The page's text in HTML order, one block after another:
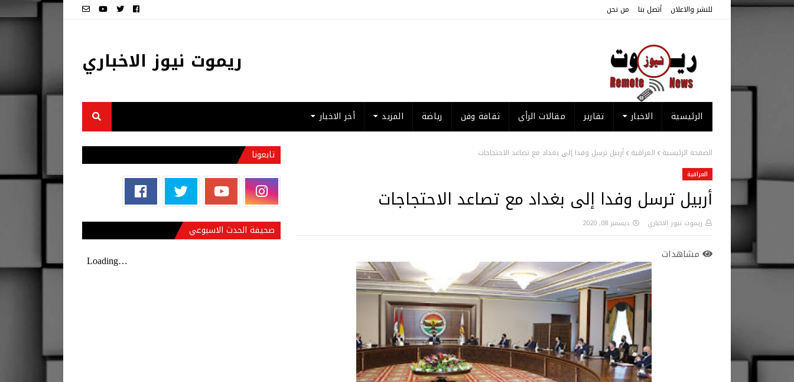
للنشر والاعلان أتصل بنا من نحن
ريموت نيوز الاخباري
الرئيسية الاخبار تقارير مقالات الرأي ثقافة وفن رياضة المزيد أخر الاخبار
الصفحة الرئيسية العراقية أربيل ترسل وفدا إلى بغداد مع تصاعد الاحتجاجات
العراقية
أربيل ترسل وفدا إلى بغداد مع تصاعد الاحتجاجات
ريموت نيوز الاخباري ديسمبر 08, 2020
مشاهدات
تابعونا
صحيفة الحدث الاسبوعي